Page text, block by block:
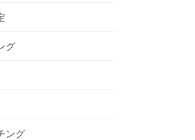
グ
ング